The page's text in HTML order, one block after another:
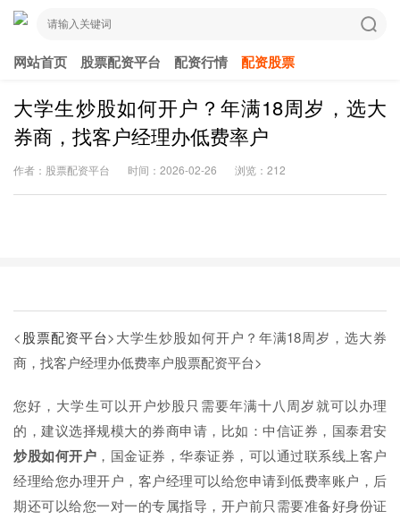
网站首页 股票配资平台 配资行情 配资股票
大学生炒股如何开户？年满18周岁，选大
券商，找客户经理办低费率户
作者：股票配资平台 时间：2026-02-26 浏览：212
< 股票配资平台>大学生炒股如何开户？年满18周岁，选大券
商，找客户经理办低费率户股票配资平台>
您好，大学生可以开户炒股只需要年满十八周岁就可以办理
的，建议选择规模大的券商申请，比如：中信证券，国泰君安
炒股如何开户 ，国金证券，华泰证券，可以通过联系线上客户
经理给您办理开户，客户经理可以给您申请到低费率账户，后
期还可以给您一对一的专属指导，开户前只需要准备好身份证